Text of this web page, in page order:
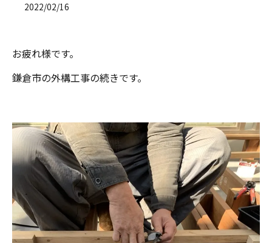
2022/02/16
お疲れ様です。
鎌倉市の外構工事の続きです。